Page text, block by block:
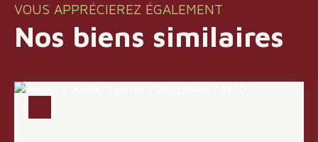
VOUS APPRÉCIEREZ ÉGALEMENT
Nos biens similaires